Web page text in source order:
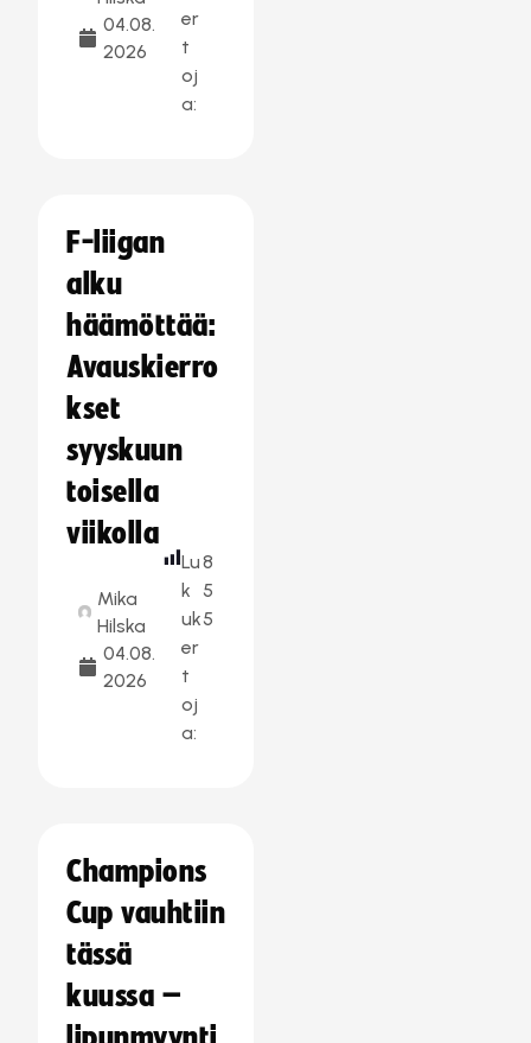
04.08.
2026
er
t
oj
a:
F-liigan
alku
häämöttää:
Avauskierro
kset
syyskuun
toisella
viikolla
Mika
Hilska
04.08.
2026
Lu
k
uk
er
t
oj
a:
8
5
5
Champions
Cup vauhtiin
tässä
kuussa –